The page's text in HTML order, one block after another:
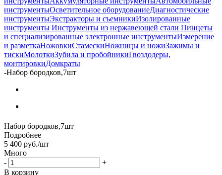
инструментыОсветительное оборудованиеДиагностические
инструментыЭкстракторы и съемникиИзолированные
инструменты Инструменты из нержавеющей стали Пинцеты
и специализированные электронные инструментыИзмерение
и разметкаНожовкиСтамескиНожницы и ножиЗажимы и
тискиМолоткиЗубила и пробойникиГвоздодеры,
монтировкиДомкраты
-Набор бородков,7шт
Набор бородков,7шт
Подробнее
5 400 руб./шт
Много
-
+
В корзину